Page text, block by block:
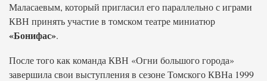
Маласаевым, который пригласил его параллельно с играми
КВН принять участие в томском театре миниатюр
«Бонифас».
После того как команда КВН «Огни большого города»
завершила свои выступления в сезоне Томского КВНа 1999